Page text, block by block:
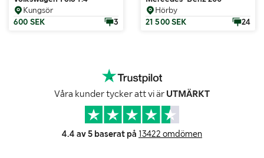
Kungsör
600 SEK
3
Hörby
21 500 SEK
24
Våra kunder tycker att vi är UTMÄRKT
4.4 av 5 baserat på 13422 omdömen